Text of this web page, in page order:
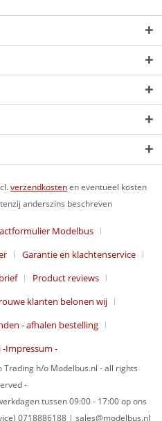
verzendkostenen eventueel kosten
anderszins beschreven
Modelbus
Garantie en klachtenservice
Product reviews
klanten belonen wij
- afhalen bestelling
-Impressum -
h/o Modelbus.nl - all rights
-
tussen 09:00 - 17:00 op ons
0718886188 | sales@modelbus.nl